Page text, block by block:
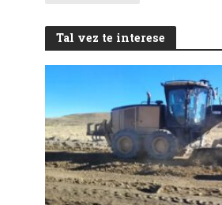
Tal vez te interese